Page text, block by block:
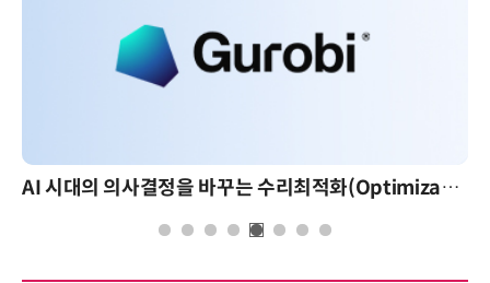
AI 시대의 의사결정을 바꾸는 수리최적화(Optimization): 실제 산업 적용 사례와 활용 전략